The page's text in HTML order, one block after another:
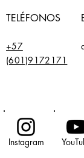
TELÉFONOS
+57
(601)9172171
Instagram